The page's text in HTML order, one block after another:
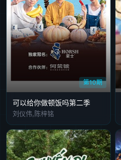
第10期
可以给你做顿饭吗第二季
刘仪伟,陈梓铭